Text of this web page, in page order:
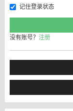
记住登录状态
没有账号？ 注册